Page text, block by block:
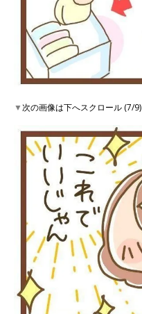
▼次の画像は下へスクロール (7/9)